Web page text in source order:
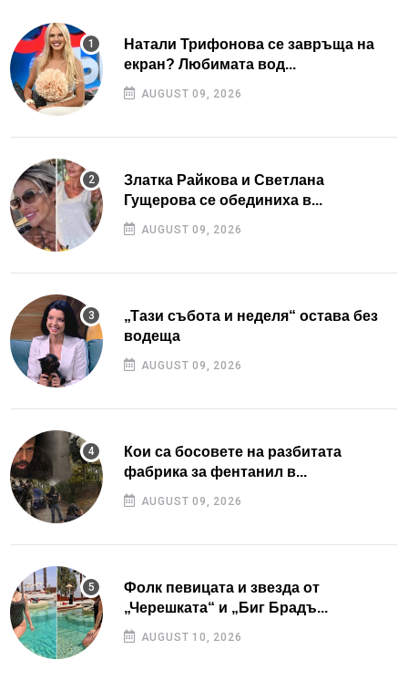
Натали Трифонова се завръща на
екран? Любимата вод...
AUGUST 09, 2026
Златка Райкова и Светлана
Гущерова се обединиха в...
AUGUST 09, 2026
„Тази събота и неделя“ остава без
водеща
AUGUST 09, 2026
Кои са босовете на разбитата
фабрика за фентанил в...
AUGUST 09, 2026
Фолк певицата и звезда от
„Черешката“ и „Биг Брадъ...
AUGUST 10, 2026